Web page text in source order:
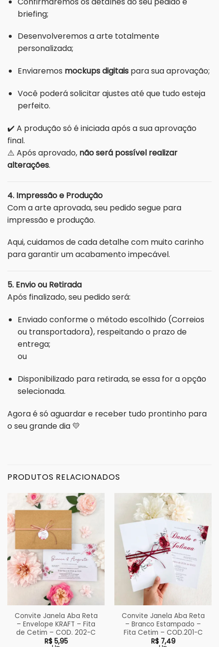
briefing;
Desenvolveremos a arte totalmente
personalizada;
Enviaremos mockups digitaispara sua aprovação;
Você poderá solicitar ajustes até que tudo esteja
perfeito.
✔️ A produção só é iniciada após a sua aprovação
final.
⚠️ Após aprovado, não será possível realizar
alterações.
4. Impressão e Produção
Com a arte aprovada, seu pedido segue para
impressão e produção.
Aqui, cuidamos de cada detalhe com muito carinho
para garantir um acabamento impecável.
5. Envio ou Retirada
Após finalizado, seu pedido será:
Enviado conforme o método escolhido (Correios
ou transportadora), respeitando o prazo de
entrega;
ou
Disponibilizado para retirada, se essa for a opção
selecionada.
Agora é só aguardar e receber tudo prontinho para
o seu grande dia 💛
PRODUTOS RELACIONADOS
Convite Janela Aba Reta
– Envelope KRAFT – Fita
de Cetim – COD. 202-C
R$5,95
Convite Janela Aba Reta
– Branco Estampado –
Fita Cetim – COD.201-C
R$7,49